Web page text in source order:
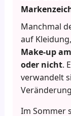
Manchmal
auf
Make-up
oder nicht.
verwandelt
Im Sommer